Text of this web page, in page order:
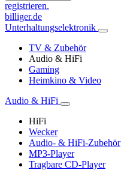
registrieren.
billiger.de
Unterhaltungselektronik
TV & Zubehör
Audio & HiFi
Gaming
Heimkino & Video
Audio & HiFi
HiFi
Wecker
Audio- & HiFi-Zubehör
MP3-Player
Tragbare CD-Player